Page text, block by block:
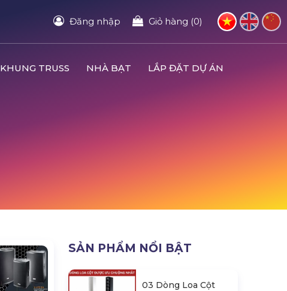
Đăng nhập Giỏ hàng (0)
KHUNG TRUSS NHÀ BẠT
LẮP ĐẶT DỰ ÁN
SẢN PHẨM NỔI BẬT
03 Dòng Loa Cột